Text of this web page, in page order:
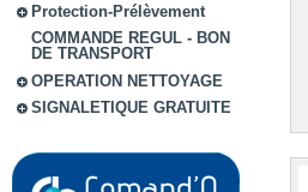
Protection-Prélèvement
COMMANDE REGUL - BON
DE TRANSPORT
OPERATION NETTOYAGE
SIGNALETIQUE GRATUITE